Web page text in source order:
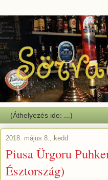
2018. május 8., kedd
Piusa Ürgoru
Észtország)